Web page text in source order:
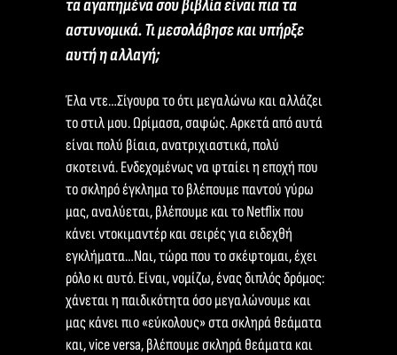
τα αγαπημένα σου βιβλία είναι πια τα
αστυνομικά. Τι μεσολάβησε και υπήρξε
αυτή η αλλαγή;
Έλα ντε…Σίγουρα το ότι μεγαλώνω και αλλάζει
το στιλ μου. Ωρίμασα, σαφώς. Αρκετά από αυτά
είναι πολύ βίαια, ανατριχιαστικά, πολύ
σκοτεινά. Ενδεχομένως να φταίει η εποχή που
το σκληρό έγκλημα το βλέπουμε παντού γύρω
μας, αναλύεται, βλέπουμε και το Netflix που
κάνει ντοκιμαντέρ και σειρές για ειδεχθή
εγκλήματα…Ναι, τώρα που το σκέφτομαι, έχει
ρόλο κι αυτό. Είναι, νομίζω, ένας διπλός δρόμος:
χάνεται η παιδικότητα όσο μεγαλώνουμε και
μας κάνει πιο «εύκολους» στα σκληρά θεάματα
και, vice versa, βλέπουμε σκληρά θεάματα και